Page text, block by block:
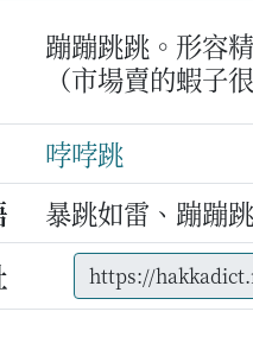
蹦蹦跳跳。形容
（市場賣的蝦子
哱哱跳
暴跳如雷、蹦蹦